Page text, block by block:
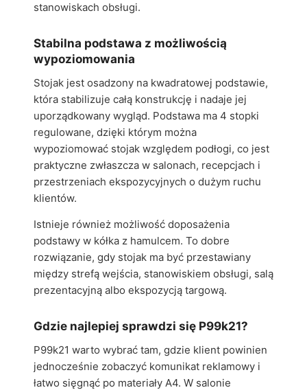
stanowiskach obsługi.
Stabilna podstawa z możliwością
wypoziomowania
Stojak jest osadzony na kwadratowej podstawie,
która stabilizuje całą konstrukcję i nadaje jej
uporządkowany wygląd. Podstawa ma 4 stopki
regulowane, dzięki którym można
wypoziomować stojak względem podłogi, co jest
praktyczne zwłaszcza w salonach, recepcjach i
przestrzeniach ekspozycyjnych o dużym ruchu
klientów.
Istnieje również możliwość doposażenia
podstawy w kółka z hamulcem. To dobre
rozwiązanie, gdy stojak ma być przestawiany
między strefą wejścia, stanowiskiem obsługi, salą
prezentacyjną albo ekspozycją targową.
Gdzie najlepiej sprawdzi się P99k21?
P99k21 warto wybrać tam, gdzie klient powinien
jednocześnie zobaczyć komunikat reklamowy i
łatwo sięgnąć po materiały A4. W salonie